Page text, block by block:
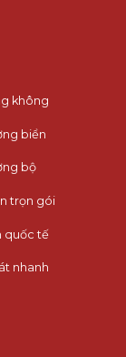
không
biển
bộ
trọn gói
quốc tế
nhanh